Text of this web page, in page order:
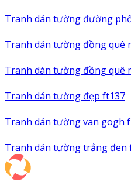
Tranh dán tường đường
Tranh dán tường đồng quê
Tranh dán tường đồng quê
Tranh dán tường đẹp ft137
Tranh dán tường van gogh
Tranh dán tường trắng đen